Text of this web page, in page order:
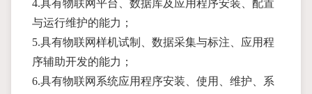
4.具有物联网平台、数据库及应用程序安装、配置
与运行维护的能力；
5.具有物联网样机试制、数据采集与标注、应用程
序辅助开发的能力；
6.具有物联网系统应用程序安装、使用、维护、系